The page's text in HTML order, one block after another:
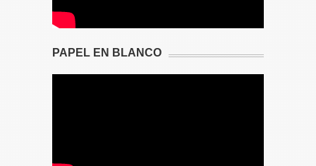
PAPEL EN BLANCO